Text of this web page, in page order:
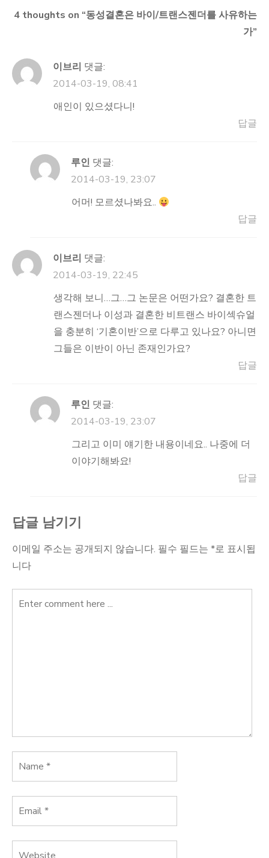
색
4 thoughts on “동성결혼은 바이/트랜스젠더를 사유하는
가”
이브리 댓글:
2014-03-19, 08:41
애인이 있으셨다니!
답글
루인 댓글:
2014-03-19, 23:07
어머! 모르셨나봐요..
답글
이브리 댓글:
2014-03-19, 22:45
생각해 보니…그…그 논문은 어떤가요? 결혼한 트
랜스젠더나 이성과 결혼한 비트랜스 바이섹슈얼
을 충분히 ‘기혼이반’으로 다루고 있나요? 아니면
그들은 이반이 아닌 존재인가요?
답글
루인 댓글:
2014-03-19, 23:07
그리고 이미 얘기한 내용이네요.. 나중에 더
이야기해봐요!
답글
답글 남기기
이메일 주소는 공개되지 않습니다. 필수 필드는 *로 표시됩
니다